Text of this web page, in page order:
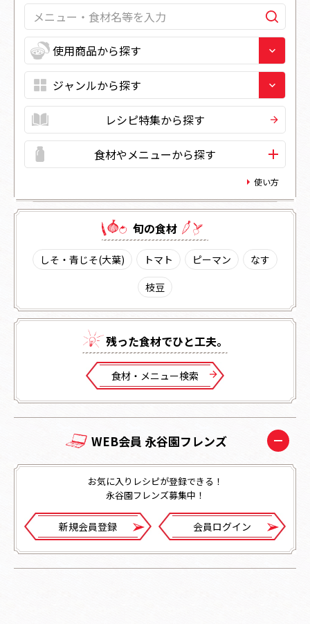
レシピ特集から探す
食材やメニューから探す
使い方
旬の⾷材
しそ・青じそ(大葉) トマト ピーマン
なす
枝豆
残った⾷材でひと⼯夫。
⾷材・メニュー検索
WEB会員 永谷園フレンズ
お気に入りレシピが登録できる！
永谷園フレンズ募集中！
新規会員登録 会員ログイン